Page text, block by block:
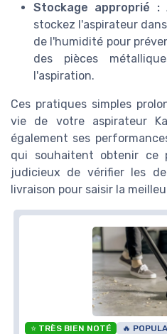
Stockage approprié :
stockez l'aspirateur
de l'humidité pour
des pièces
l'aspiration.
Ces pratiques simples
vie de votre aspirateur
également ses
qui souhaitent obtenir
judicieux de vérifier les
livraison pour saisir la
⭐ TRÈS BIEN NOTÉ 🔥